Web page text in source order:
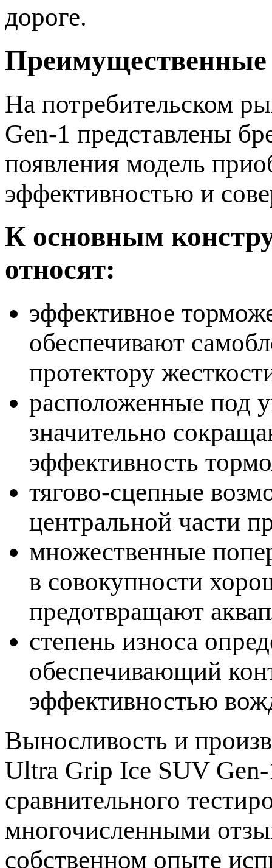
дороге.
Преимущественные
На потребительском
Gen-1 представлены
появления модель
эффективностью и
К основным
относят:
эффективное
обеспечивают
протектору
расположенные под
значительно
эффективность
тягово-сцепные
центральной части
множественные
в совокупности
предотвращают
степень износа
обеспечивающий
эффективностью
Выносливость и
Ultra Grip Ice SUV
сравнительного
многочисленными
собственном опыте